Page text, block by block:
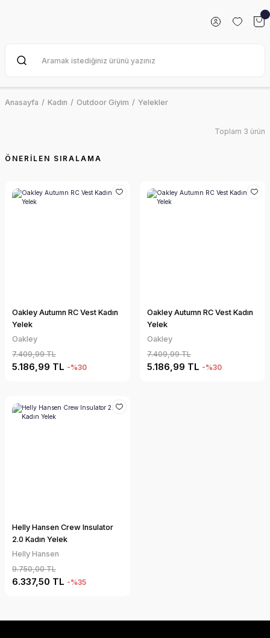
Anasayfa Kadın Outdoor Giyim Yelekler
Toplam 3 ürün
Oakley Autumn RC Vest Kadın
Yelek
Oakley
7.409,99 TL
5.186,99 TL -%30
Oakley Autumn RC Vest Kadın
Yelek
Oakley
7.409,99 TL
5.186,99 TL -%30
Helly Hansen Crew Insulator
2.0 Kadın Yelek
Helly Hansen
9.750,00 TL
6.337,50 TL -%35